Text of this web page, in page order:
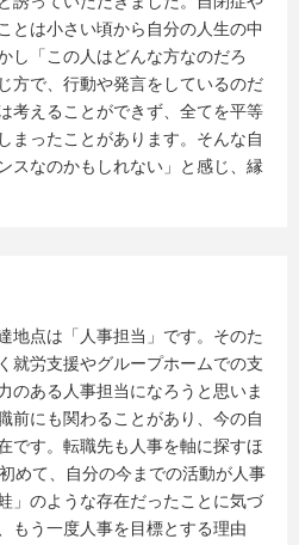
とは小さい頃から自分の人生の中
し「この人はどんな方なのだろ
方で、行動や発言をしているのだ
考えることができず、全てを平等
まったことがあります。そんな自
スなのかもしれない」と感じ、縁
地点は「人事担当」です。そのた
就労支援やグループホームでの支
のある人事担当になろうと思いま
前にも関わることがあり、今の自
です。転職先も人事を軸に探すほ
めて、自分の今までの活動が人事
」のような存在だったことに気づ
もう一度人事を目標とする理由